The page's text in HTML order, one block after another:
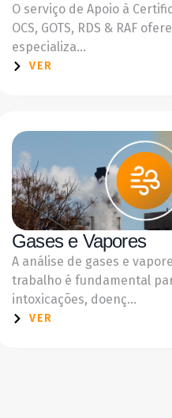
O serviço de Apoio à
OCS, GOTS, RDS & RAF
especializa...
VER
Gases e Vapores
A análise de gases e
trabalho é fundamental
intoxicações, doenç...
VER